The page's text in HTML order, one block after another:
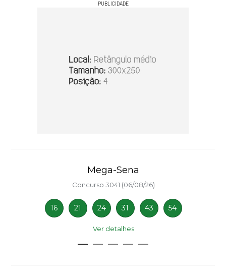
PUBLICIDADE
Mega-Sena
Concurso 3041 (06/08/26)
16 21 24 31 43 54
Ver detalhes